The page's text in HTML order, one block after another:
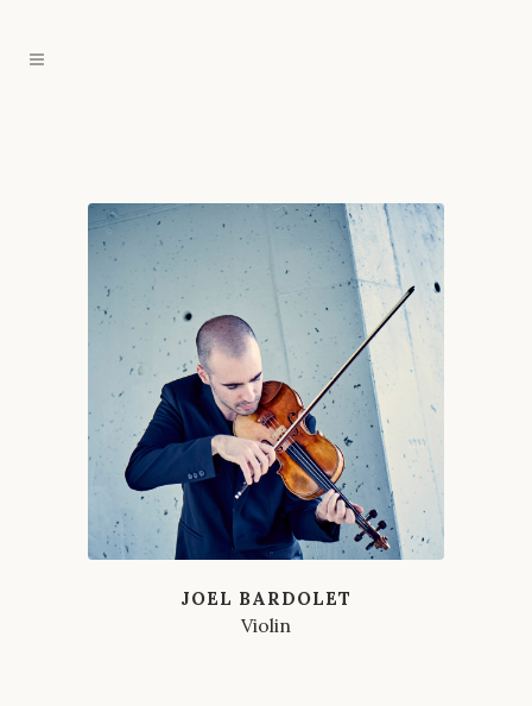
JOEL BARDOLET
Violin